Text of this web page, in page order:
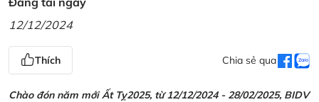
12/12/2024
Thích Chia sẻ qua
Chào đón năm mới Ất Tỵ2025, từ 12/12/2024 - 28/02/2025, BIDV